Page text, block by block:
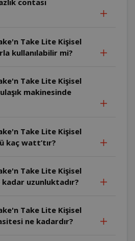
Take Lite Kişisel
kullanılabilir mi?
Take Lite Kişisel
makinesinde
Take Lite Kişisel
kaç watt’tır?
Take Lite Kişisel
uzunluktadır?
Take Lite Kişisel
ne kadardır?